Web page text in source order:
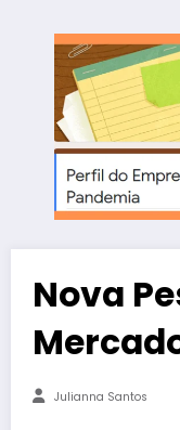
Nova
Julianna Santos